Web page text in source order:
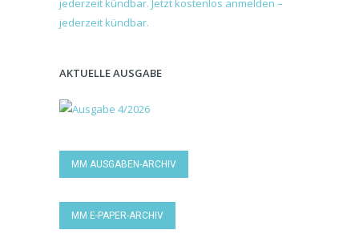
AKTUELLE AUSGABE
MM AUSGABEN-ARCHIV
MM E-PAPER-ARCHIV